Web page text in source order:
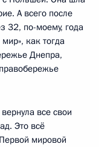
А всего после
32, по-моему, года
как тогда
Днепра,
все свои
Это всё
мировой